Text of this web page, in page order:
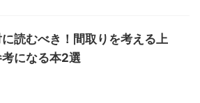
読むべき！間取りを考える上
になる本2選